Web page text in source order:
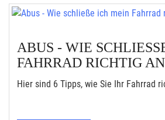
ABUS - WIE
AHRRAD RICHTIG AN?
Hier sind 6 Tipps, wie Sie Ihr Fahrrad